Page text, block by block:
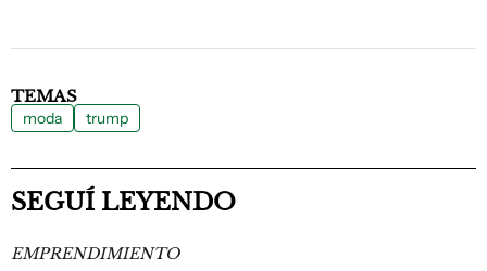
TEMAS
moda trump
SEGUÍ LEYENDO
EMPRENDIMIENTO